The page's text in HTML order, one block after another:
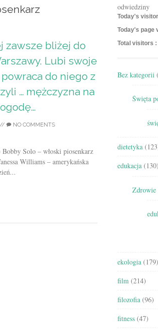
zawsze bliżej do
Lubi swoje
do niego z
… mężczyzna na
NO COMMENTS
Solo – włoski piosenkarz
Williams – amerykańska
odwiedziny
Today's
Today's page
Total visitors :
Bez kategorii
Święta
dietetyka
edukacja (130)
Zdrowie
ekologia (179)
film (214)
filozofia (96)
fitness (47)